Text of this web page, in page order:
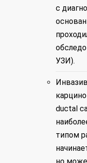
с
УЗИ).
ductal
типом